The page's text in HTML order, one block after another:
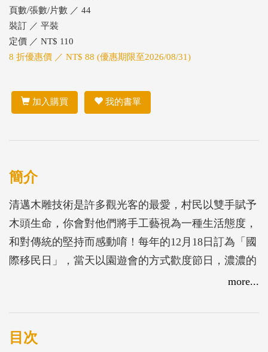
頁數/張數/片數 ／ 44
裝訂 ／ 平裝
定價 ／ NT$ 110
8 折優惠價 ／ NT$ 88 (優惠期限至2026/08/31)
加入購買 我的書單
簡介
清邁木雕技術是許多觀光客的最愛，村民以雙手賦予
木頭生命，你會對他們將手工藝視為一種生活態度，
和對傳統的堅持而感動唷！每年的12月18日訂為「國
際移民日」，當天以園遊會的方式歡度節日，濃濃的
泰國風情，體驗多元文化的風貌。泰國的水燈節，各
賽及萬人放天燈活動，這是泰國最浪漫美麗的節日，
色彩斑斕、光燦耀眼的蓮花燈，滿載願望隨著流水緩
more...
目次